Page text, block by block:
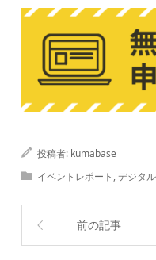
投稿者: kumabase
イベントレポート ,デジタ
前の記事